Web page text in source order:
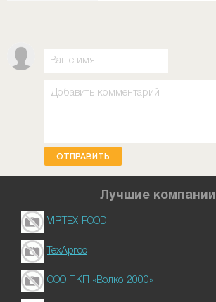
ОТПРАВИТЬ
Лучшие компании
VIRTEX-FOOD
ТехАргос
ООО ПКП «Вэлко-2000»